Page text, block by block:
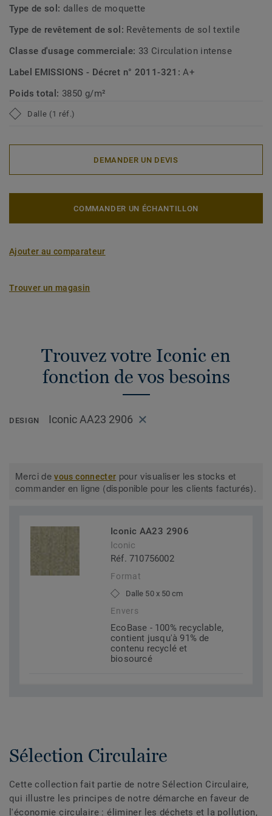
Type de sol: dalles de moquette
Type de revêtement de sol: Revêtements de sol textile
Classe d'usage commerciale: 33 Circulation intense
Label EMISSIONS - Décret n° 2011-321:A+
Poids total: 3850 g/m²
Dalle (1 réf.)
DEMANDER UN DEVIS
COMMANDER UN ÉCHANTILLON
Ajouter au comparateur
Trouver un magasin
Trouvez votre Iconic en
fonction de vos besoins
DESIGN Iconic AA23 2906
Merci devous connecter pour visualiser les stocks et
commander en ligne (disponible pour les clients facturés).
Iconic AA23 2906
Iconic
Réf. 710756002
Format
Dalle 50 x 50 cm
Envers
EcoBase - 100% recyclable,
contient jusqu'à 91% de
contenu recyclé et
biosourcé
Sélection Circulaire
Cette collection fait partie de notre Sélection Circulaire,
qui illustre les principes de notre démarche en faveur de
l'économie circulaire : éliminer les déchets et la pollution,